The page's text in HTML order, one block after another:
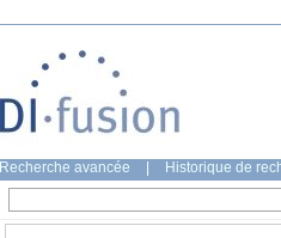
Recherche avancée Historique de